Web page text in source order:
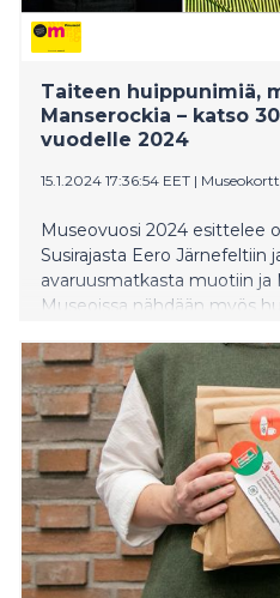
Taiteen huippunimiä,
Manserockia – katso
vuodelle 2024
15.1.2024 17:36:54 EET |
Museovuosi 2024 esittelee
Susirajasta Eero Järnefeltiin
avaruusmatkasta muotiin ja
Museoissa nähdään myös
poimintaa vuoden 2024
maata.